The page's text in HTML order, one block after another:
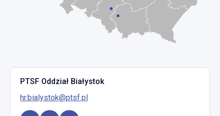
PTSF Oddział Białystok
hr.bialystok@ptsf.pl